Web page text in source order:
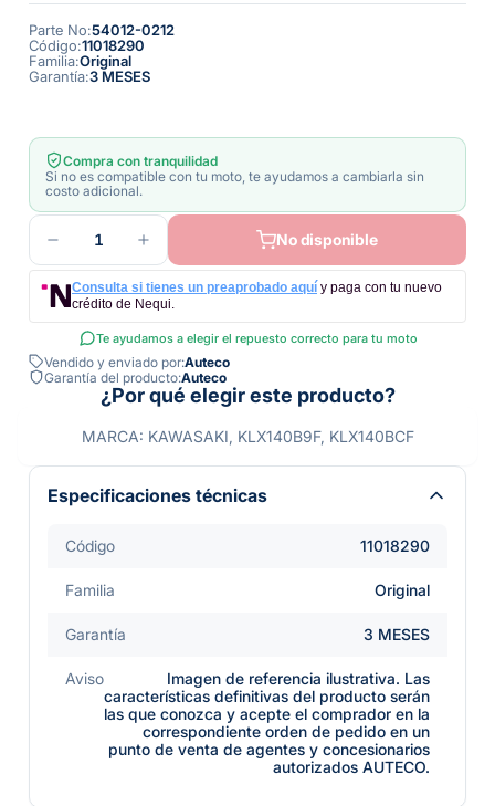
Parte No:54012-0212
Código:11018290
Familia:Original
Garantía:3 MESES
Compra con tranquilidad
Si no es compatible con tu moto, te ayudamos a cambiarla sin
costo adicional.
1 No disponible
Consulta si tienes un preaprobado aquí y paga con tu nuevo
crédito de Nequi.
Te ayudamos a elegir el repuesto correcto para tu moto
Vendido y enviado por:Auteco
Garantía del producto:Auteco
¿Por qué elegir este producto?
MARCA: KAWASAKI, KLX140B9F, KLX140BCF
Especificaciones técnicas
Código 11018290
Familia Original
Garantía 3 MESES
Aviso
Imagen de referencia ilustrativa. Las
características definitivas del producto serán
las que conozca y acepte el comprador en la
correspondiente orden de pedido en un
punto de venta de agentes y concesionarios
autorizados AUTECO.